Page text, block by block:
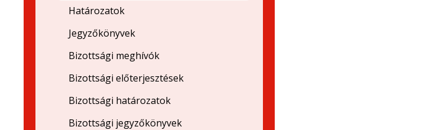
Határozatok
Jegyzőkönyvek
Bizottsági meghívók
Bizottsági előterjesztések
Bizottsági határozatok
Bizottsági jegyzőkönyvek